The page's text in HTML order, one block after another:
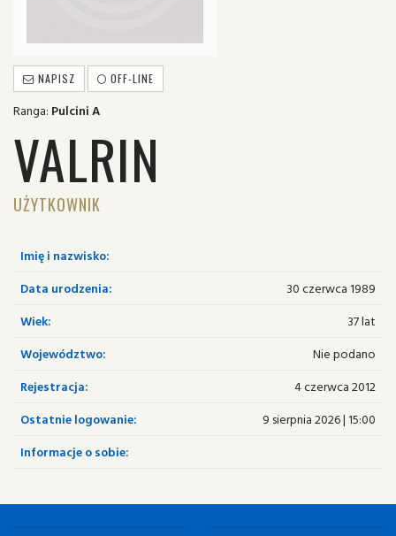
NAPISZ OFF-LINE
Ranga: Pulcini A
VALRIN
UŻYTKOWNIK
Imię i nazwisko:
Data urodzenia:
30 czerwca 1989
Wiek:
37 lat
Województwo:
Nie podano
Rejestracja:
4 czerwca 2012
Ostatnie logowanie:
9 sierpnia 2026 | 15:00
Informacje o sobie: